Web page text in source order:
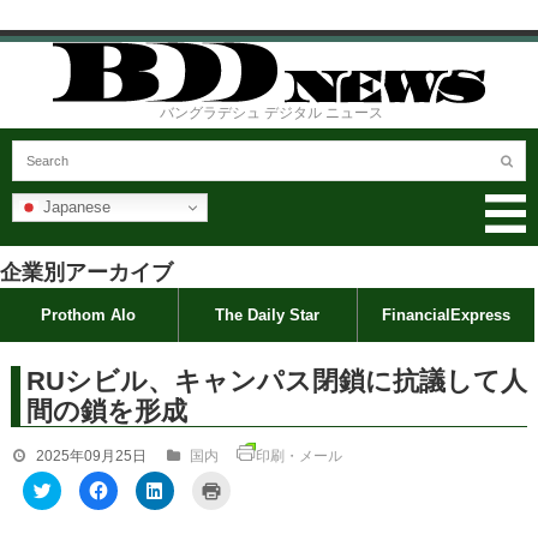
バングラデシュ デジタル ニュース
Japanese
企業別アーカイブ
Prothom Alo The Daily Star FinancialExpress
RUシビル、キャンパス閉鎖に抗議して人
間の鎖を形成
2025年09月25日 国内
印刷・メール
ク
リ
F
a
ク
リ